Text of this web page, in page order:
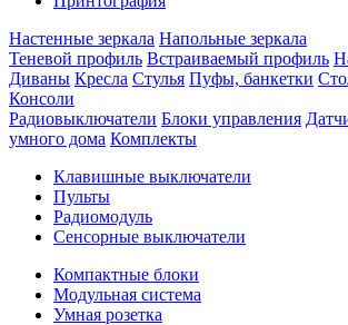
Настенные зеркала Напольные зеркала
Теневой профиль Встраиваемый профиль
Диваны Кресла Стулья Пуфы, банкетки
Консоли
Радиовыключатели Блоки управления
умного дома Комплекты
Клавишные выключатели
Пульты
Радиомодуль
Сенсорные выключатели
Компактные блоки
Модульная система
Умная розетка